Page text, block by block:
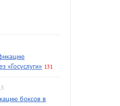
«Госуслуги» 131
боксов в